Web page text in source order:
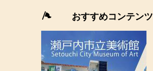
リ
＞
おすすめコンテンツ